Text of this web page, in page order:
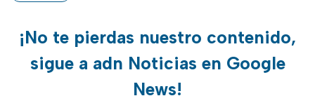
¡No te pierdas nuestro contenido,
sigue a adn Noticias en Google
News!